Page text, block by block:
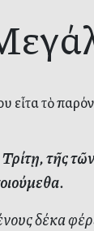
εἶτα τὸ
Τρίτῃ,
δέκα